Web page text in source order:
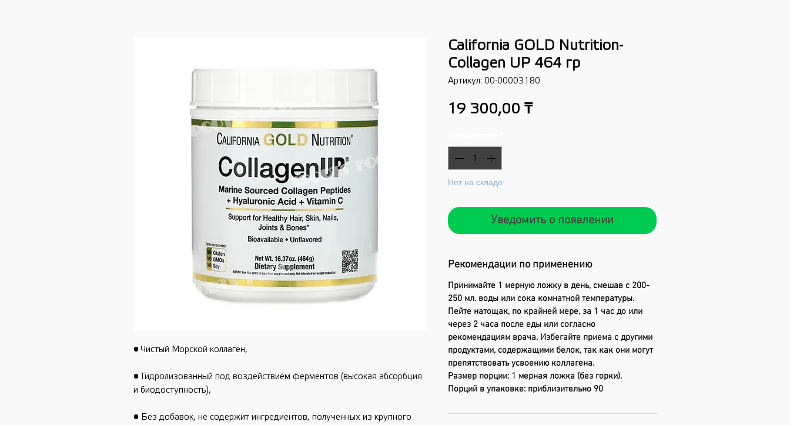
• Чистый Морской коллаген,
• Гидролизованный под воздействием ферментов (высокая абсорбция
и биодоступность),
• Без добавок, не содержит ингредиентов, полученных из крупного
California GOLD Nutrition-
Collagen UP 464 гр
Артикул: 00-00003180
19 300,00 ₸Цена
Нет на складе
Уведомить о появлении
Рекомендации по применению
Принимайте 1 мерную ложку в день, смешав с 200-
250 мл. воды или сока комнатной температуры.
Пейте натощак, по крайней мере, за 1 час до или
через 2 часа после еды или согласно
рекомендациям врача. Избегайте приема с другими
продуктами, содержащими белок, так как они могут
препятствовать усвоению коллагена.
Размер порции: 1 мерная ложка (без горки).
Порций в упаковке: приблизительно 90